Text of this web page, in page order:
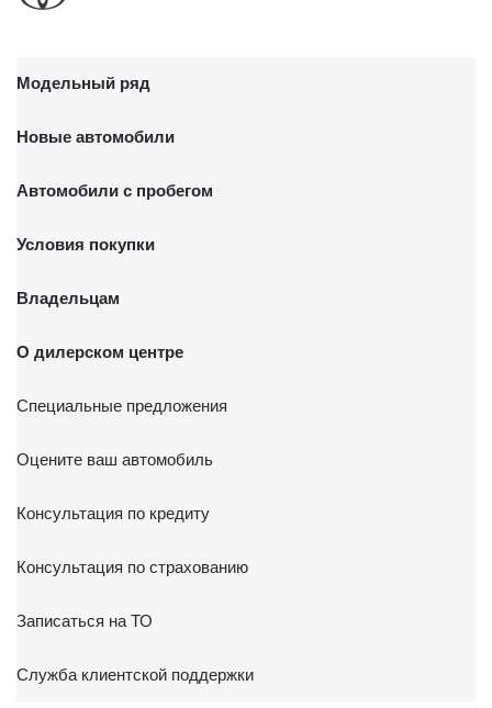
Модельный ряд
Новые автомобили
Автомобили с пробегом
Условия покупки
Владельцам
О дилерском центре
Специальные предложения
Оцените ваш автомобиль
Консультация по кредиту
Консультация по страхованию
Записаться на ТО
Служба клиентской поддержки